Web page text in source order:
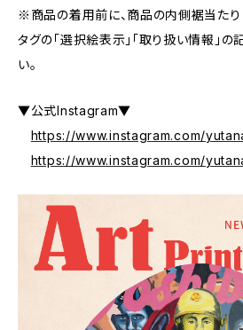
※商品の着用前に、商品の内側裾当た
タグの「選択絵表示」「取り扱い情報」
い。
▼公式Instagram▼
https://www.instagram.com/
https://www.instagram.com/